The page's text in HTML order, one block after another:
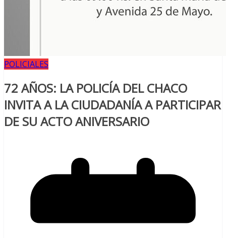
POLICIALES
72 AÑOS: LA POLICÍA DEL CHACO
INVITA A LA CIUDADANÍA A PARTICIPAR
DE SU ACTO ANIVERSARIO